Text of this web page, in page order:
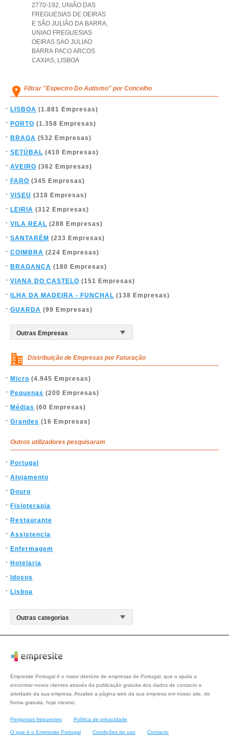
2770-192, UNIÃO DAS
FREGUESIAS DE OEIRAS
E SÃO JULIÃO DA BARRA,
UNIAO FREGUESIAS
OEIRAS SAO JULIAO
BARRA PACO ARCOS
CAXIAS, LISBOA
Filtrar "Espectro Do Autismo" por Concelho
LISBOA (1.881 Empresas)
PORTO (1.358 Empresas)
BRAGA (532 Empresas)
SETÚBAL (410 Empresas)
AVEIRO (362 Empresas)
FARO (345 Empresas)
VISEU (318 Empresas)
LEIRIA (312 Empresas)
VILA REAL (288 Empresas)
SANTARÉM (233 Empresas)
COIMBRA (224 Empresas)
BRAGANÇA (180 Empresas)
VIANA DO CASTELO (151 Empresas)
ILHA DA MADEIRA - FUNCHAL (138 Empresas)
GUARDA (99 Empresas)
Distribuição de Empresas por Faturação
Micro (4.945 Empresas)
Pequenas (200 Empresas)
Médias (60 Empresas)
Grandes (16 Empresas)
Outros utilizadores pesquisaram
Portugal
Alojamento
Douro
Fisioterapia
Restaurante
Assistencia
Enfermagem
Hotelaria
Idosos
Lisboa
Empresite Portugal é o maior diretório de empresas de Portugal, que o ajuda a
encontrar novos clientes através da publicação gratuita dos dados de contacto e
atividade da sua empresa. Atualize a página web da sua empresa em nosso site, de
forma gratuita, hoje mesmo.
Perguntas frequentes Política de privacidade
O que é o Empresite Portugal Condições de uso Contacto